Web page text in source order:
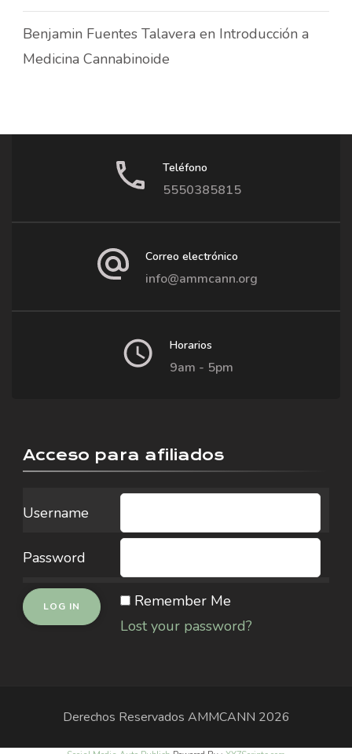
Benjamin Fuentes Talavera en Introducción a
Medicina Cannabinoide
Teléfono
5550385815
Correo electrónico
info@ammcann.org
Horarios
9am - 5pm
Acceso para afiliados
Username
Password
Remember Me
Lost your password?
Derechos Reservados AMMCANN 2026